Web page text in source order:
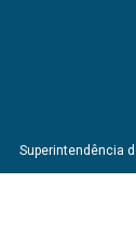
Superintendência